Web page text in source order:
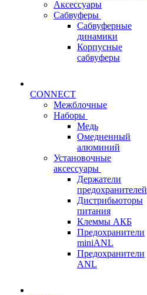
Аксессуары
Сабвуферы
Сабвуферные
динамики
Корпусные
сабвуферы
CONNECT
Межблочные
Наборы
Медь
Омедненный
алюминий
Установочные
аксессуары
Держатели
предохранителей
Дистрибьюторы
питания
Клеммы АКБ
Предохранители
miniANL
Предохранители
ANL